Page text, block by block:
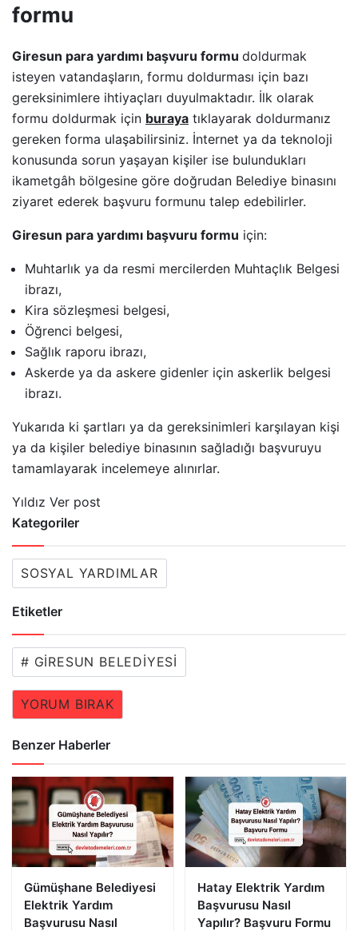
formu
Giresun para yardımı başvuru formu doldurmak
isteyen vatandaşların, formu doldurması için bazı
gereksinimlere ihtiyaçları duyulmaktadır. İlk olarak
formu doldurmak için buraya tıklayarak doldurmanız
gereken forma ulaşabilirsiniz. İnternet ya da teknoloji
konusunda sorun yaşayan kişiler ise bulundukları
ikametgâh bölgesine göre doğrudan Belediye binasını
ziyaret ederek başvuru formunu talep edebilirler.
Giresun para yardımı başvuru formu için:
Muhtarlık ya da resmi mercilerden Muhtaçlık Belgesi
ibrazı,
Kira sözleşmesi belgesi,
Öğrenci belgesi,
Sağlık raporu ibrazı,
Askerde ya da askere gidenler için askerlik belgesi
ibrazı.
Yukarıda ki şartları ya da gereksinimleri karşılayan kişi
ya da kişiler belediye binasının sağladığı başvuruyu
tamamlayarak incelemeye alınırlar.
Yıldız Ver post
Kategoriler
SOSYAL YARDIMLAR
Etiketler
# GIRESUN BELEDIYESI
YORUM BIRAK
Benzer Haberler
Gümüşhane Belediyesi
Elektrik Yardım
Başvurusu Nasıl
Hatay Elektrik Yardım
Başvurusu Nasıl
Yapılır? Başvuru Formu